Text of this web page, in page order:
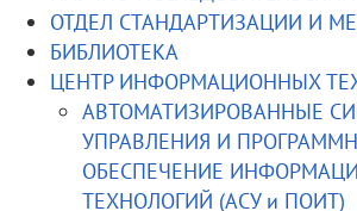
ОТДЕЛ СТАНДАРТИЗАЦИИ И
БИБЛИОТЕКА
ЦЕНТР ИНФОРМАЦИОННЫХ
АВТОМАТИЗИРОВАННЫЕ
УПРАВЛЕНИЯ И
ОБЕСПЕЧЕНИЕ
ТЕХНОЛОГИЙ (АСУ и ПОИТ)